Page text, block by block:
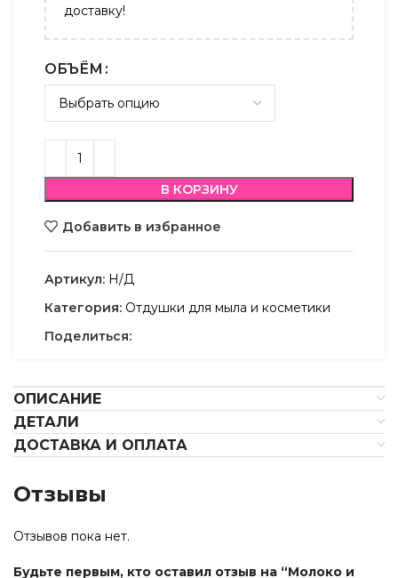
доставку!
ОБЪЁМ
В КОРЗИНУ
Добавить в избранное
Артикул: Н/Д
Категория: Отдушки для мыла и косметики
Поделиться:
ОПИСАНИЕ
ДЕТАЛИ
ДОСТАВКА И ОПЛАТА
Отзывы
Отзывов пока нет.
Будьте первым, кто оставил отзыв на “Молоко и